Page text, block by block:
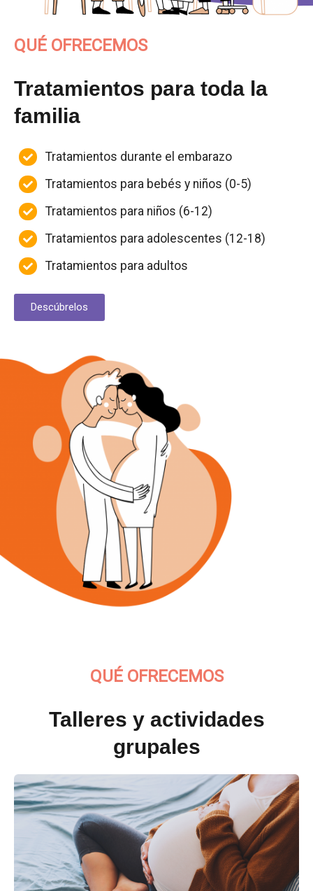
QUÉ OFRECEMOS
Tratamientos para toda la
familia
Tratamientos durante el embarazo
Tratamientos para bebés y niños (0-5)
Tratamientos para niños (6-12)
Tratamientos para adolescentes (12-18)
Tratamientos para adultos
Descúbrelos
QUÉ OFRECEMOS
Talleres y actividades
grupales